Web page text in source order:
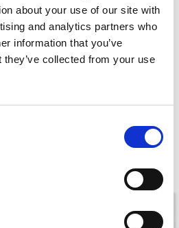
about your use of our site with
and analytics partners who
information that you’ve
collected from your use
νερό και άρωμα!